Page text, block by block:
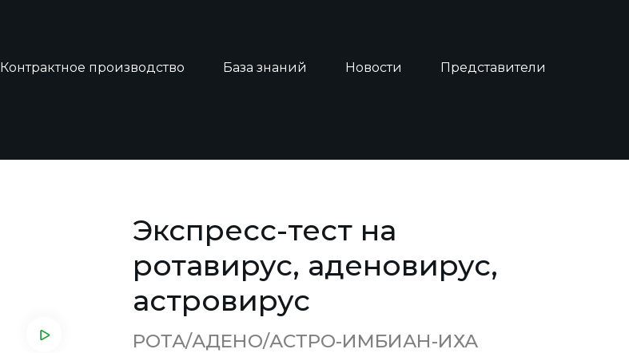
Контрактное производство База знаний Новости
Представители
Экспресс-тест на
ротавирус, аденовирус,
астровирус
РОТА/АДЕНО/АСТРО-ИМБИАН-ИХА